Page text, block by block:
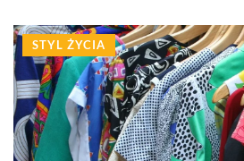
STYL ŻYCIA